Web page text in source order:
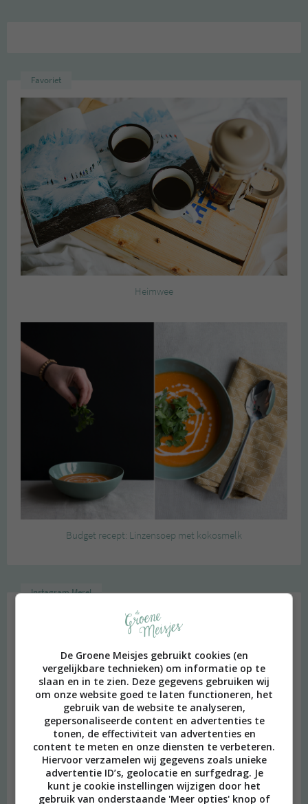
Favoriet
Heimwee
Budget recept: Linzensoep met kokosmelk
Instagram Merel
De Groene Meisjes gebruikt cookies (en
vergelijkbare technieken) om informatie op te
slaan en in te zien. Deze gegevens gebruiken wij
om onze website goed te laten functioneren, het
gebruik van de website te analyseren,
gepersonaliseerde content en advertenties te
tonen, de effectiviteit van advertenties en
content te meten en onze diensten te verbeteren.
Hiervoor verzamelen wij gegevens zoals unieke
advertentie ID’s, geolocatie en surfgedrag. Je
kunt je cookie instellingen wijzigen door het
gebruik van onderstaande 'Meer opties' knop of